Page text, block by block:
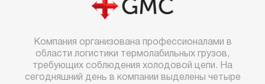
Компания организована профессионалами в
области логистики термолабильных грузов,
требующих соблюдения холодовой цепи. На
сегодняшний день в компании выделены четыре